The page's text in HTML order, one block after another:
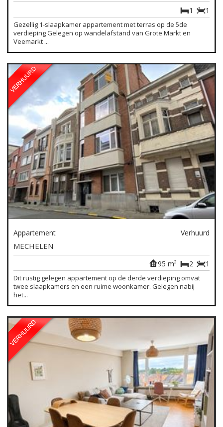
1
1
Gezellig 1-slaapkamer appartement met terras op de 5de
verdieping Gelegen op wandelafstand van Grote Markt en
Veemarkt ...
Appartement Verhuurd
MECHELEN
1
2
95 m²
Dit rustig gelegen appartement op de derde verdieping omvat
twee slaapkamers en een ruime woonkamer. Gelegen nabij
het...